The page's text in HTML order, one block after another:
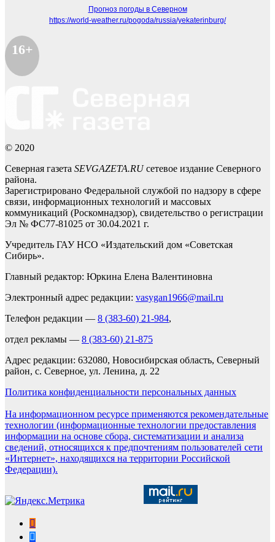
Прогноз погоды в Северном
https://world-weather.ru/pogoda/russia/yekaterinburg/
16+
© 2020
Северная газета SEVGAZETA.RUсетевое издание Северного
района.
Зарегистрировано Федеральной службой по надзору в сфере
связи, информационных технологий и массовых
коммуникаций (Роскомнадзор), свидетельство о регистрации
Эл № ФС77-81025 от 30.04.2021 г.
Учредитель ГАУ НСО «Издательский дом «Советская
Сибирь».
Главный редактор: Юркина Елена Валентиновна
Электронный адрес редакции: vasygan1966@mail.ru
Телефон редакции — 8 (383-60) 21-984,
отдел рекламы — 8 (383-60) 21-875
Адрес редакции: 632080, Новосибирская область, Северный
район, с. Северное, ул. Ленина, д. 22
Политика конфиденциальности персональных данных
На информационном ресурсе применяются рекомендательные
технологии (информационные технологии предоставления
информации на основе сбора, систематизации и анализа
сведений, относящихся к предпочтениям пользователей сети
«Интернет», находящихся на территории Российской
Федерации).